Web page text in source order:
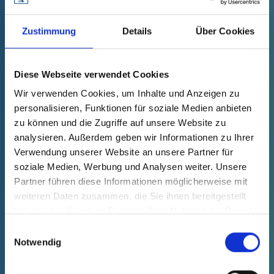
Zustimmung Details Über Cookies
Diese Webseite verwendet Cookies
Wir verwenden Cookies, um Inhalte und Anzeigen zu
personalisieren, Funktionen für soziale Medien anbieten
zu können und die Zugriffe auf unsere Website zu
analysieren. Außerdem geben wir Informationen zu Ihrer
Verwendung unserer Website an unsere Partner für
soziale Medien, Werbung und Analysen weiter. Unsere
Partner führen diese Informationen möglicherweise mit
weiteren Daten zusammen, die Sie ihnen bereitgestellt
Notwendig
niebieski
Dane techniczne
zanikanie
Nr zamówienia.
66000210000
OFERTA BEZ ZOBOWIĄZAŃ